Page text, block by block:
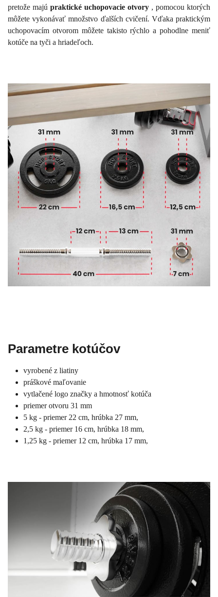
pretože majú praktické uchopovacie otvory , pomocou ktorých
môžete vykonávať množstvo ďalších cvičení. Vďaka praktickým
uchopovacím otvorom môžete takisto rýchlo a pohodlne meniť
kotúče na tyči a hriadeľoch.
Parametre kotúčov
vyrobené z liatiny
práškové maľovanie
vytlačené logo značky a hmotnosť kotúča
priemer otvoru 31 mm
5 kg - priemer 22 cm, hrúbka 27 mm,
2,5 kg - priemer 16 cm, hrúbka 18 mm,
1,25 kg - priemer 12 cm, hrúbka 17 mm,